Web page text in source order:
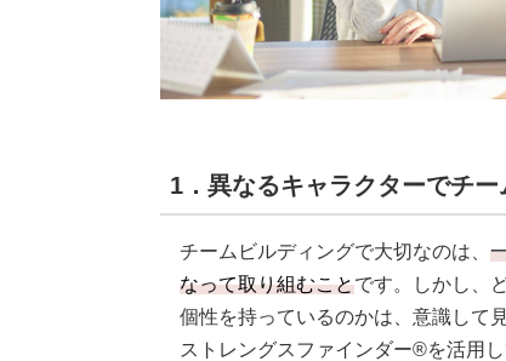
1．異なるキャラクターでチー
チームビルディングで大切なのは、
なって取り組むことです。しかし、
個性を持っているのかは、意識して
ストレングスファインダー®を活用